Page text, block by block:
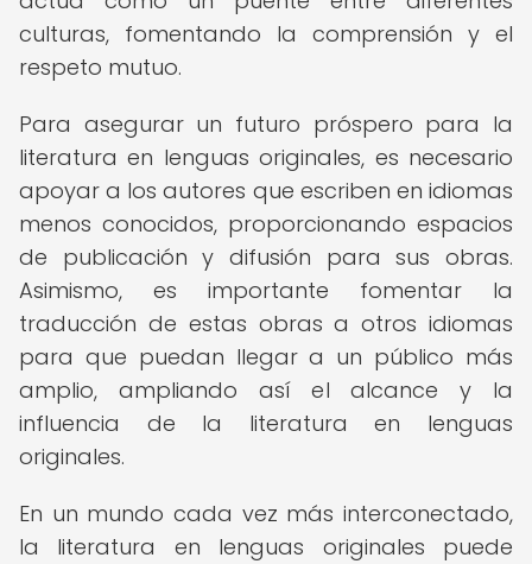
culturas, fomentando la comprensión y el
respeto mutuo.
Para asegurar un futuro próspero para la
literatura en lenguas originales, es necesario
apoyar a los autores que escriben en idiomas
menos conocidos, proporcionando espacios
de publicación y difusión para sus obras.
Asimismo, es importante fomentar la
traducción de estas obras a otros idiomas
para que puedan llegar a un público más
amplio, ampliando así el alcance y la
influencia de la literatura en lenguas
originales.
En un mundo cada vez más interconectado,
la literatura en lenguas originales puede